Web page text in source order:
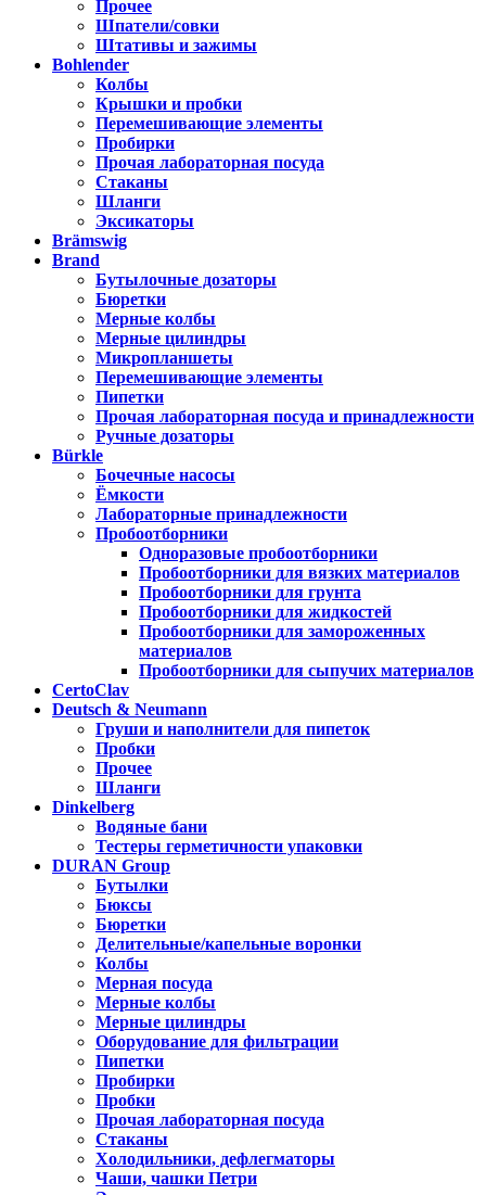
Прочее
Шпатели/совки
Штативы и зажимы
Bohlender
Колбы
Крышки и пробки
Перемешивающие элементы
Пробирки
Прочая лабораторная посуда
Стаканы
Шланги
Эксикаторы
Brämswig
Brand
Бутылочные дозаторы
Бюретки
Мерные колбы
Мерные цилиндры
Микропланшеты
Перемешивающие элементы
Пипетки
Прочая лабораторная посуда и принадлежности
Ручные дозаторы
Bürkle
Бочечные насосы
Ёмкости
Лабораторные принадлежности
Пробоотборники
Одноразовые пробоотборники
Пробоотборники для вязких материалов
Пробоотборники для грунта
Пробоотборники для жидкостей
Пробоотборники для замороженных
материалов
Пробоотборники для сыпучих материалов
CertoClav
Deutsch & Neumann
Груши и наполнители для пипеток
Пробки
Прочее
Шланги
Dinkelberg
Водяные бани
Тестеры герметичности упаковки
DURAN Group
Бутылки
Бюксы
Бюретки
Делительные/капельные воронки
Колбы
Мерная посуда
Мерные колбы
Мерные цилиндры
Оборудование для фильтрации
Пипетки
Пробирки
Пробки
Прочая лабораторная посуда
Стаканы
Холодильники, дефлегматоры
Чаши, чашки Петри